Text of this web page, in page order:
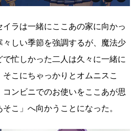
ラは一緒にここあの家に向かっ
しい季節を強調するが、魔法少
忙しかった二人は久々に一緒に
こにちゃっかりとオムニスこ
ンビニでのお使いをここあが思
こ」へ向かうことになった。